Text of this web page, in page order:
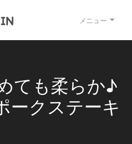
メニュー
ても柔らか♪
ークステーキ